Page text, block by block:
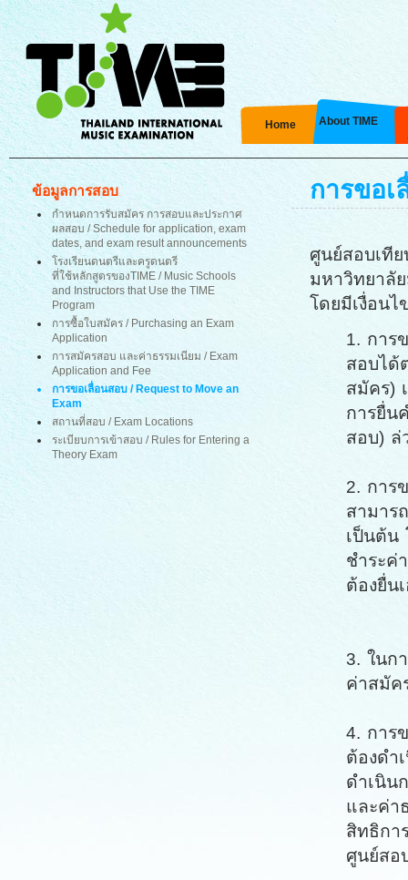
Home
About TIME
ข้อมูลการสอบ
กำหนดการรับสมัคร การสอบและประกาศ
ผลสอบ / Schedule for application, exam
dates, and exam result announcements
โรงเรียนดนตรีและครูดนตรี
ที่ใช้หลักสูตรของTIME / Music Schools
and Instructors that Use the TIME
Program
การซื้อใบสมัคร / Purchasing an Exam
Application
การสมัครสอบ และค่าธรรมเนียม / Exam
Application and Fee
การขอเลื่อนสอบ / Request to Move an
Exam
สถานที่สอบ / Exam Locations
ระเบียบการเข้าสอบ / Rules for Entering a
Theory Exam
การขอเ
ศูนย์สอบเที
มหาวิทยาลั
โดยมีเงื่อน
1. การ
สอบได้
สมัคร)
การยื่น
สอบ) ล่
2. การ
สามาร
เป็นต้น
ชำระค่
ต้องยื่น
3. ในก
ค่าสมัค
4. การ
ต้องดำ
ดำเนิน
และค่า
สิทธิกา
ศูนย์ส